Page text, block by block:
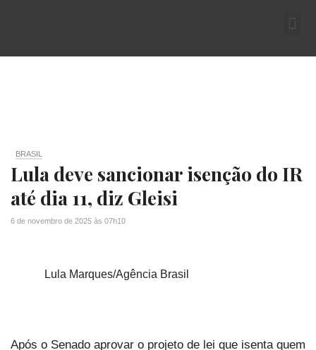
BRASIL
Lula deve sancionar isenção do IR
até dia 11, diz Gleisi
6 de novembro de 2025 às 07h10
Lula Marques/Agência Brasil
Após o Senado aprovar o projeto de lei que isenta quem